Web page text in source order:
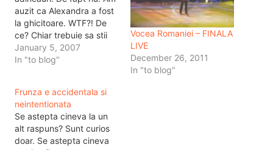
auzit ca Alexandra a fost
la ghicitoare. WTF?! De
ce? Chiar trebuie sa stii
ce iti rezerva viitorul,
chiar trebuie sa platesti
iau eu banii aia:) Imi…
January 5, 2007
In "to blog"
Vocea Romaniei – FINALA
LIVE
December 26, 2011
In "to blog"
Frunza e accidentala si
neintentionata
Se astepta cineva la un
alt raspuns? Sunt curios
doar. Se astepta cineva